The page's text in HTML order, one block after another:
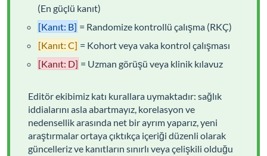
(En güçlü kanıt)
[Kanıt: B] = Randomize kontrollü çalışma (RKÇ)
[Kanıt: C] = Kohort veya vaka kontrol çalışması
[Kanıt: D] = Uzman görüşü veya klinik kılavuz
Editör ekibimiz katı kurallara uymaktadır: sağlık
iddialarını asla abartmayız, korelasyon ve
nedensellik arasında net bir ayrım yaparız, yeni
araştırmalar ortaya çıktıkça içeriği düzenli olarak
güncelleriz ve kanıtların sınırlı veya çelişkili olduğu